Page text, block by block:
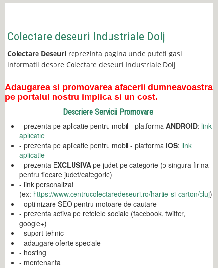
Colectare deseuri Industriale Dolj
Colectare Deseuri reprezinta pagina unde puteti gasi
informatii despre Colectare deseuri Industriale Dolj
Adaugarea si promovarea afacerii dumneavoastra
pe portalul nostru implica si un cost.
Descriere Servicii Promovare
- prezenta pe aplicatie pentru mobil - platforma ANDROID: link
aplicatie
- prezenta pe aplicatie pentru mobil - platforma iOS: link
aplicatie
- prezenta EXCLUSIVA pe judet pe categorie (o singura firma
pentru fiecare judet/categorie)
- link personalizat
(ex: https://www.centrucolectaredeseuri.ro/hartie-si-carton/cluj)
- optimizare SEO pentru motoare de cautare
- prezenta activa pe retelele sociale (facebook, twitter,
google+)
- suport tehnic
- adaugare oferte speciale
- hosting
- mentenanta